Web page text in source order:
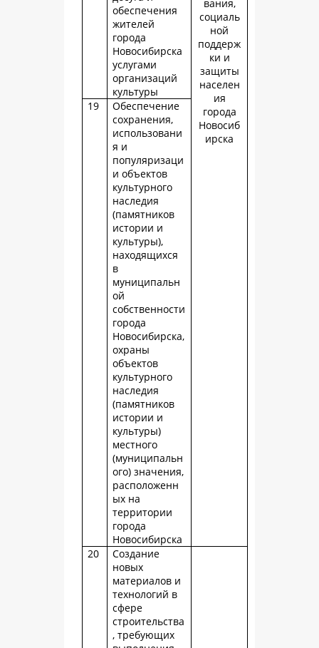
вания,
социаль
ной
поддерж
ки и
защиты
населен
ия
города
Новосиб
ирска
обеспечения
жителей
города
Новосибирска
услугами
организаций
культуры
19
Обеспечение
сохранения,
использовани
я и
популяризаци
и объектов
культурного
наследия
(памятников
истории и
культуры),
находящихся
в
муниципальн
ой
собственности
города
Новосибирска,
охраны
объектов
культурного
наследия
(памятников
истории и
культуры)
местного
(муниципальн
ого) значения,
расположенн
ых на
территории
города
Новосибирска
20
Создание
новых
материалов и
технологий в
сфере
строительства
, требующих